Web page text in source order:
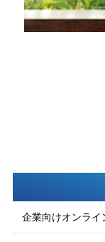
企業向けオンライ